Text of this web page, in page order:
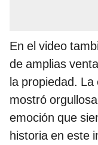
En el video
de amplias
la propiedad.
mostró
emoción que
historia en este